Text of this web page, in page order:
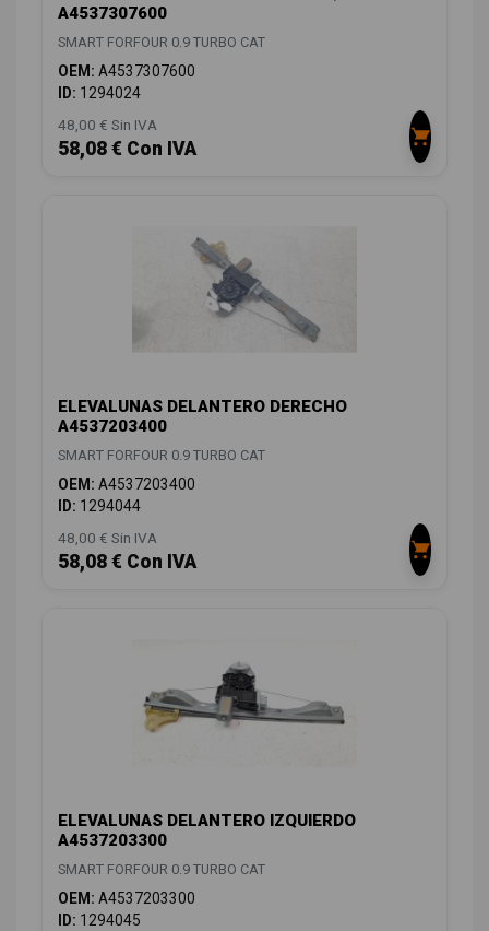
A4537307600
SMART FORFOUR 0.9 TURBO CAT
OEM: A4537307600
ID: 1294024
48,00 € Sin IVA
58,08 € Con IVA
ELEVALUNAS DELANTERO DERECHO
A4537203400
SMART FORFOUR 0.9 TURBO CAT
OEM: A4537203400
ID: 1294044
48,00 € Sin IVA
58,08 € Con IVA
ELEVALUNAS DELANTERO IZQUIERDO
A4537203300
SMART FORFOUR 0.9 TURBO CAT
OEM: A4537203300
ID: 1294045